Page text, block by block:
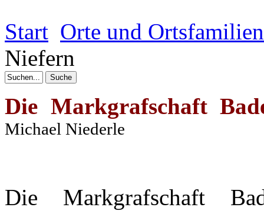
Start Orte und
Niefern
Die Markgrafschaft
Michael Niederle
Die Markgrafschaft